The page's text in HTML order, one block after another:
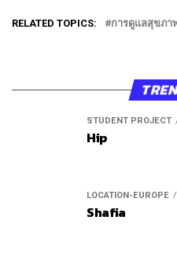
RELATED TOPICS: การดูแลสุขภา
STUDENT PROJECT
Hip
LOCATION-EUROPE
Shafia